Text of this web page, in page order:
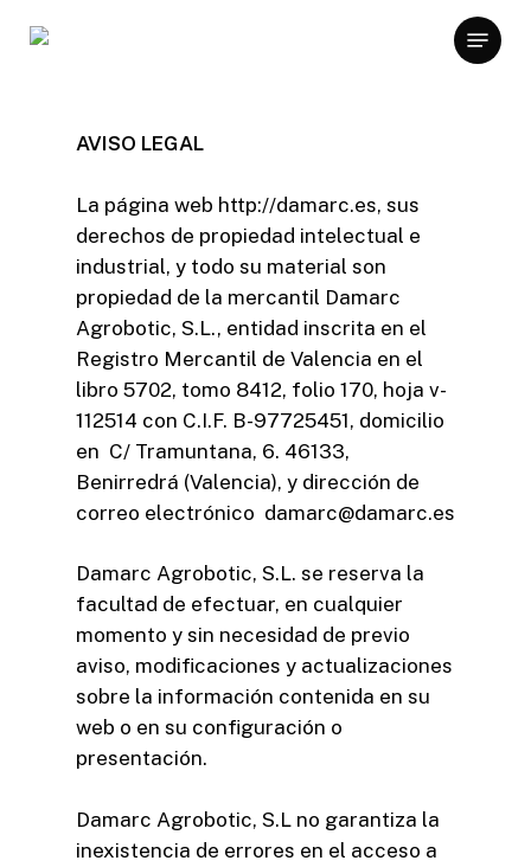
Menu
AVISO LEGAL
La página web http://damarc.es, sus
derechos de propiedad intelectual e
industrial, y todo su material son
propiedad de la mercantil Damarc
Agrobotic, S.L., entidad inscrita en el
Registro Mercantil de Valencia en el
libro 5702, tomo 8412, folio 170, hoja v-
112514 con C.I.F. B-97725451, domicilio
en C/ Tramuntana, 6. 46133,
Benirredrá (Valencia), y dirección de
correo electrónico damarc@damarc.es
Damarc Agrobotic, S.L. se reserva la
facultad de efectuar, en cualquier
momento y sin necesidad de previo
aviso, modificaciones y actualizaciones
sobre la información contenida en su
web o en su configuración o
presentación.
Damarc Agrobotic, S.L no garantiza la
inexistencia de errores en el acceso a